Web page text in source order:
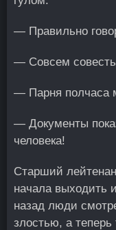
— Правильно
— Совсем
— Парня полчаса
— Документы
человека!
Старший
начала выходить
назад люди
злостью, а теперь